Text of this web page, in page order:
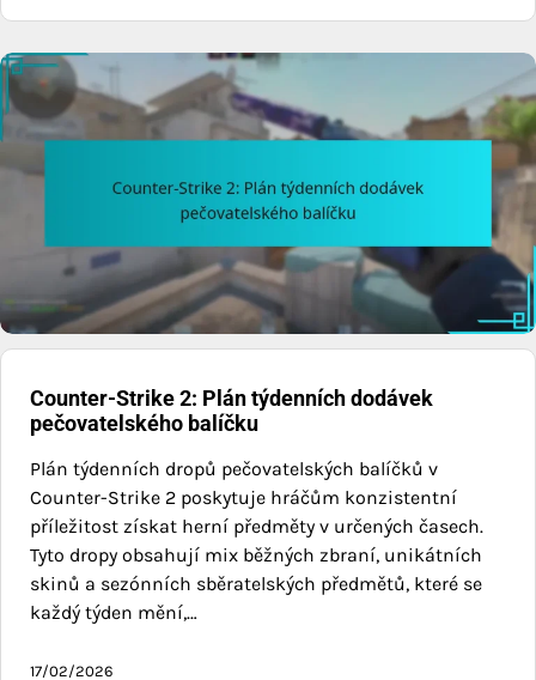
Counter-Strike 2: Plán týdenních dodávek
pečovatelského balíčku
Plán týdenních dropů pečovatelských balíčků v
Counter-Strike 2 poskytuje hráčům konzistentní
příležitost získat herní předměty v určených časech.
Tyto dropy obsahují mix běžných zbraní, unikátních
skinů a sezónních sběratelských předmětů, které se
každý týden mění,…
17/02/2026